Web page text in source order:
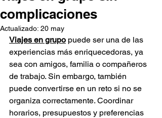
complicaciones
Actualizado: 20 may
Viajes en grupo puede ser una de las
experiencias más enriquecedoras, ya
sea con amigos, familia o compañeros
de trabajo. Sin embargo, también
puede convertirse en un reto si no se
organiza correctamente. Coordinar
horarios, presupuestos y preferencias